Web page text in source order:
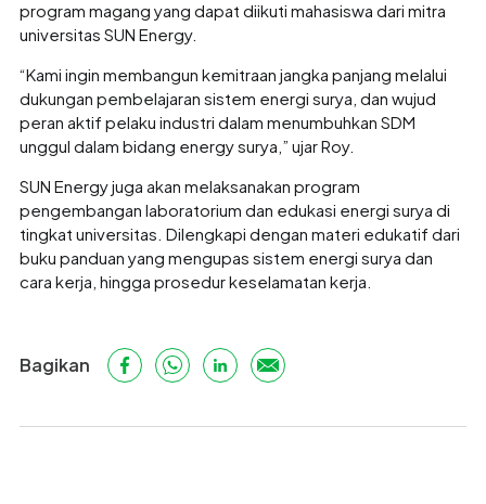
program magang yang dapat diikuti mahasiswa dari mitra
universitas SUN Energy.
“Kami ingin membangun kemitraan jangka panjang melalui
dukungan pembelajaran sistem energi surya, dan wujud
peran aktif pelaku industri dalam menumbuhkan SDM
unggul dalam bidang energy surya,” ujar Roy.
SUN Energy juga akan melaksanakan program
pengembangan laboratorium dan edukasi energi surya di
tingkat universitas. Dilengkapi dengan materi edukatif dari
buku panduan yang mengupas sistem energi surya dan
cara kerja, hingga prosedur keselamatan kerja.
Bagikan